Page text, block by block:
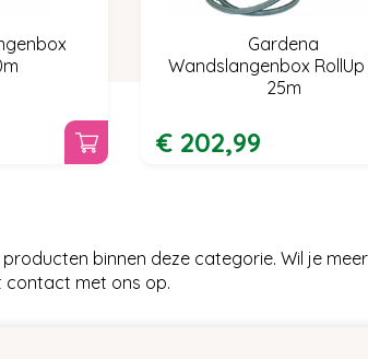
Gardena
Wandslangenbox
25m
€ 202,99
binnen deze categorie. Wil je
contact met ons op.